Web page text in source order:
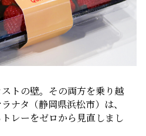
トの壁。その両方を乗り越
ナタ（静岡県浜松市）は、
レーをゼロから見直しまし